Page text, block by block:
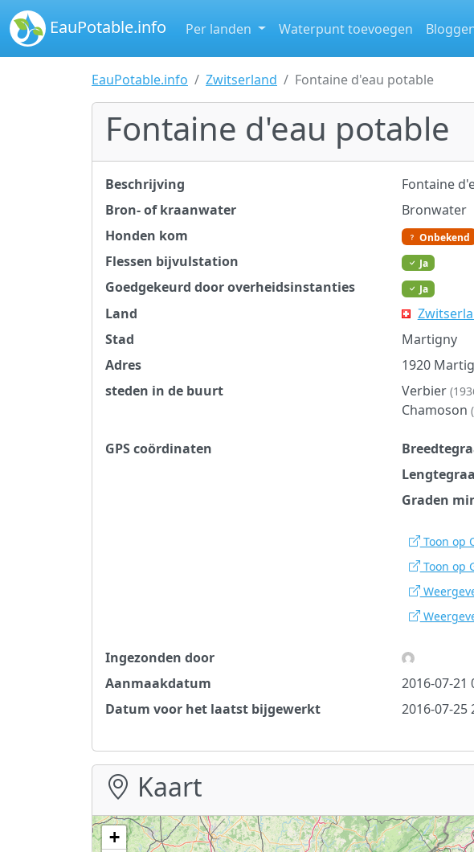
EauPotable.info Per landen Waterpunt toevoegen
EauPotable.info Zwitserland Fontaine d'eau potable
Fontaine d'eau potable
Beschrijving
Fontaine
Bron- of kraanwater
Bronwater
Honden kom
Onbekend
Flessen bijvulstation Ja
Goedgekeurd door overheidsinstanties Ja
Land
Stad
Martigny
Adres
1920
steden in de buurt
Verbier
Chamoson
GPS coördinaten
Graden
Toon op
Toon op
Ingezonden door
Aanmaakdatum
2016-07-21
Datum voor het laatst bijgewerkt
2016-07-25
Kaart
+